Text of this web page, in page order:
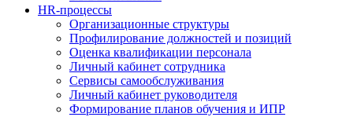
HR-процессы
Организационные структуры
Профилирование должностей и позиций
Оценка квалификации персонала
Личный кабинет сотрудника
Сервисы самообслуживания
Личный кабинет руководителя
Формирование планов обучения и ИПР